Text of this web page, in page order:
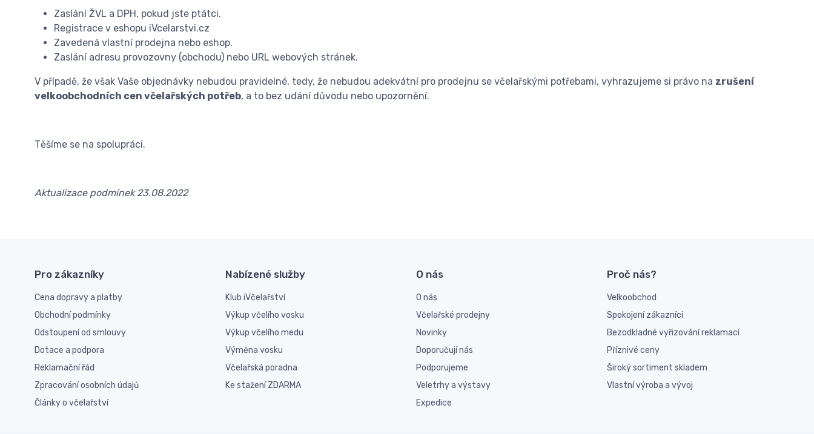
Zaslání ŽVL a DPH, pokud jste ptátci.
Registrace v eshopu iVcelarstvi.cz
Zavedená vlastní prodejna nebo eshop.
Zaslání adresu provozovny (obchodu) nebo URL webových stránek.
V případě, že však Vaše objednávky nebudou pravidelné, tedy, že nebudou adekvátní pro prodejnu se včelařskými potřebami, vyhrazujeme si právo na zrušení
velkoobchodních cen včelařských potřeb, a to bez udání důvodu nebo upozornění.
Těšíme se na spolupráci.
Aktualizace podmínek 23.08.2022
Pro zákazníky
Cena dopravy a platby
Obchodní podmínky
Odstoupení od smlouvy
Dotace a podpora
Reklamační řád
Zpracování osobních údajů
Články o včelařství
Nabízené služby
Klub iVčelařství
Výkup včelího vosku
Výkup včelího medu
Výměna vosku
Včelařská poradna
Ke stažení ZDARMA
O nás
O nás
Včelařské prodejny
Novinky
Doporučují nás
Podporujeme
Veletrhy a výstavy
Expedice
Proč nás?
Velkoobchod
Spokojení zákazníci
Bezodkladné vyřizování reklamací
Příznivé ceny
Široký sortiment skladem
Vlastní výroba a vývoj